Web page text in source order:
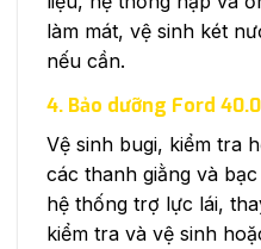
làm mát, vệ sinh két
nếu cần.
4. Bảo dưỡng Ford
Vệ sinh bugi, kiểm tra
các thanh giằng và
hệ thống trợ lực lái,
kiểm tra và vệ sinh